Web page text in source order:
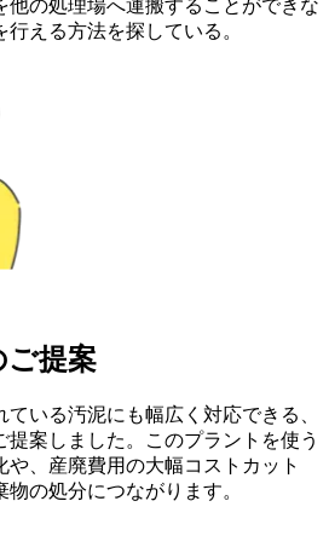
他の処理場へ運搬することができな
える方法を探している。
ご提案
いる汚泥にも幅広く対応できる、
案しました。このプラントを使う
や、産廃費用の大幅コストカット
の処分につながります。